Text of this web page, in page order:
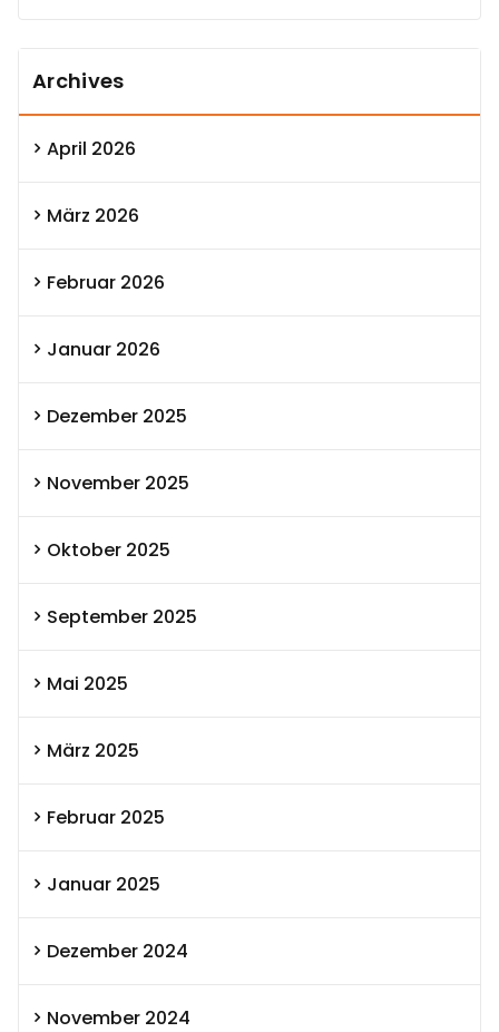
Archives
April 2026
März 2026
Februar 2026
Januar 2026
Dezember 2025
November 2025
Oktober 2025
September 2025
Mai 2025
März 2025
Februar 2025
Januar 2025
Dezember 2024
November 2024